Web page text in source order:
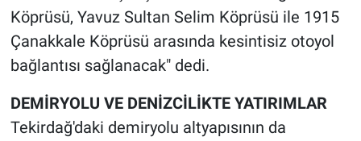
Köprüsü, Yavuz Sultan Selim Köprüsü ile 1915
Çanakkale Köprüsü arasında kesintisiz otoyol
bağlantısı sağlanacak" dedi.
DEMİRYOLU VE DENİZCİLİKTE YATIRIMLAR
Tekirdağ'daki demiryolu altyapısının da